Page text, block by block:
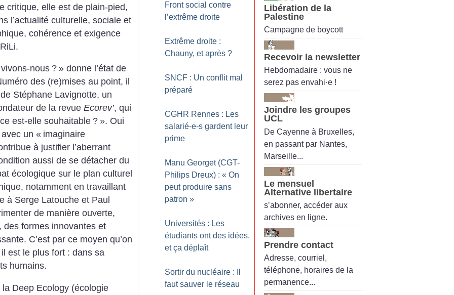
critique, elle est de plain-pied,
l’actualité culturelle, sociale et
cohérence et exigence
nous ? » donne l’état de
des (re)mises au point, il
Stéphane Lavignotte, un
de la revue Ecorev’, qui
est-elle souhaitable ? ». Oui
un « imaginaire
à justifier l’aberrant
aussi de se détacher du
écologique sur le plan culturel
notamment en travaillant
à Serge Latouche et Paul
de manière ouverte,
formes innovantes et
C’est par ce moyen qu’on
est le plus fort : dans sa
humains.
Deep Ecology (écologie
Front social contre
l’extrême droite
Extrême droite :
Chauny, et après ?
SNCF : Un conflit mal
préparé
CGHR Rennes : Les
salarié-e-s gardent leur
prime
Manu Georget (CGT-
Philips Dreux) : « On
peut produire sans
patron »
Universités : Les
étudiants ont des idées,
et ça déplaît
Sortir du nucléaire : Il
faut sauver le réseau
Libération de la
Palestine
Campagne de boycott
Recevoir la newsletter
Hebdomadaire : vous ne
serez pas envahi·e !
Joindre les groupes
UCL
De Cayenne à Bruxelles,
en passant par Nantes,
Marseille...
Le mensuel
Alternative libertaire
s’abonner, accéder aux
archives en ligne.
Prendre contact
Adresse, courriel,
téléphone, horaires de la
permanence...